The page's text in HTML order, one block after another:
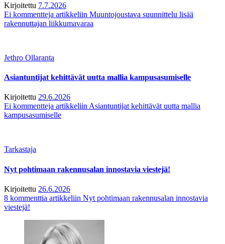
Kirjoitettu 7.7.2026
Ei kommentteja artikkeliin Muuntojoustava suunnittelu lisää
rakennuttajan liikkumavaraa
Jethro Ollaranta
Asiantuntijat kehittävät uutta mallia kampusasumiselle
Kirjoitettu 29.6.2026
Ei kommentteja artikkeliin Asiantuntijat kehittävät uutta mallia
kampusasumiselle
Tarkastaja
Nyt pohtimaan rakennusalan innostavia viestejä!
Kirjoitettu 26.6.2026
8 kommenttia artikkeliin Nyt pohtimaan rakennusalan innostavia
viestejä!